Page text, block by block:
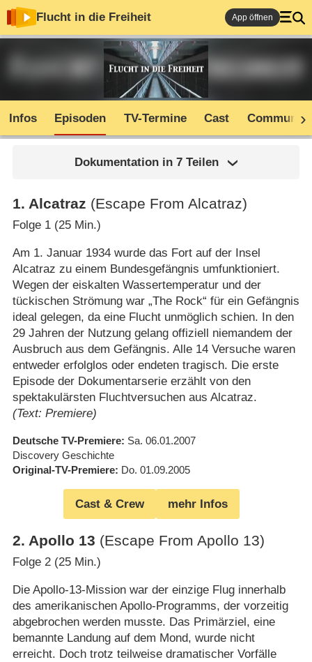
Flucht in die Freiheit App öffnen
Infos Episoden TV-Termine Cast Community
Dokumentation in 7 Teilen
1. Alcatraz (Escape From Alcatraz)
Folge 1 (25 Min.)
Am 1. Januar 1934 wurde das Fort auf der Insel
Alcatraz zu einem Bundesgefängnis umfunktioniert.
Wegen der eiskalten Wassertemperatur und der
tückischen Strömung war „The Rock“ für ein Gefängnis
ideal gelegen, da eine Flucht unmöglich schien. In den
29 Jahren der Nutzung gelang offiziell niemandem der
Ausbruch aus dem Gefängnis. Alle 14 Versuche waren
entweder erfolglos oder endeten tragisch. Die erste
Episode der Dokumentarserie erzählt von den
spektakulärsten Fluchtversuchen aus Alcatraz.
(Text: Premiere)
Deutsche TV-Premiere Sa. 06.01.2007
Discovery Geschichte
Original-TV-Premiere Do. 01.09.2005
Cast & Crew mehr Infos
2. Apollo 13 (Escape From Apollo 13)
Folge 2 (25 Min.)
Die Apollo-13-Mission war der einzige Flug innerhalb
des amerikanischen Apollo-Programms, der vorzeitig
abgebrochen werden musste. Das Primärziel, eine
bemannte Landung auf dem Mond, wurde nicht
erreicht. Doch trotz teilweise dramatischer Vorfälle